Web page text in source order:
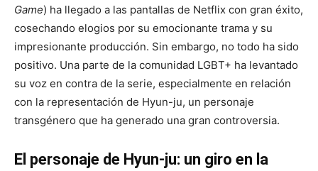
Game) ha llegado a las pantallas de Netflix con gran éxito,
cosechando elogios por su emocionante trama y su
impresionante producción. Sin embargo, no todo ha sido
positivo. Una parte de la comunidad LGBT+ ha levantado
su voz en contra de la serie, especialmente en relación
con la representación de Hyun-ju, un personaje
transgénero que ha generado una gran controversia.
El personaje de Hyun-ju: un giro en la